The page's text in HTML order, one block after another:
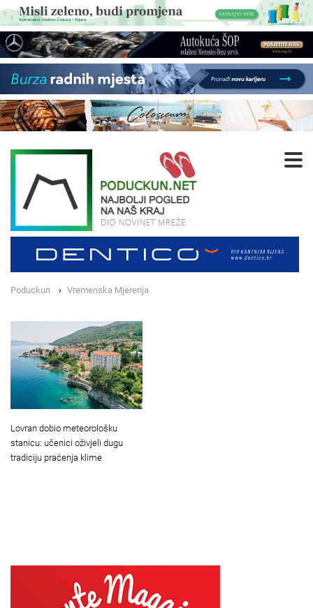
Poduckun Vremenska Mjerenja
Lovran dobio meteorološku
stanicu: učenici oživjeli dugu
tradiciju praćenja klime